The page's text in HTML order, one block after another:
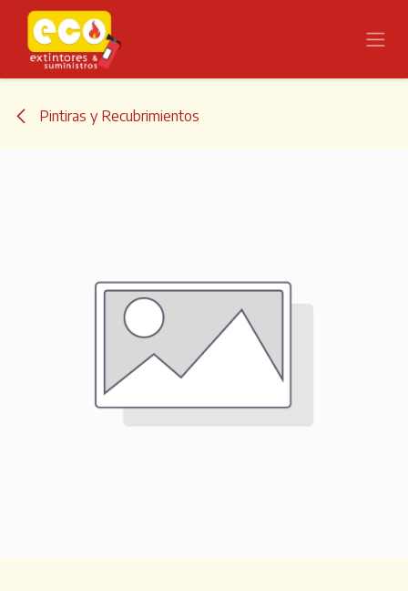
Ir al contenido
Pintiras y Recubrimientos